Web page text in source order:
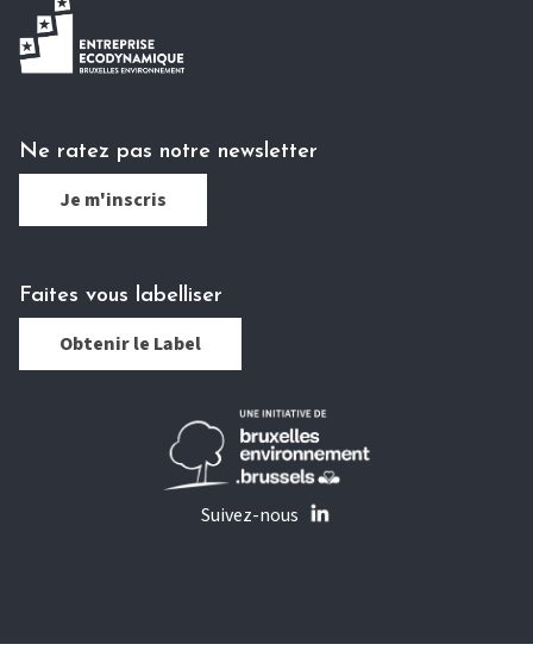
Ne ratez pas notre newsletter
Je m'inscris
Faites vous labelliser
Obtenir le Label
Suivez-nous